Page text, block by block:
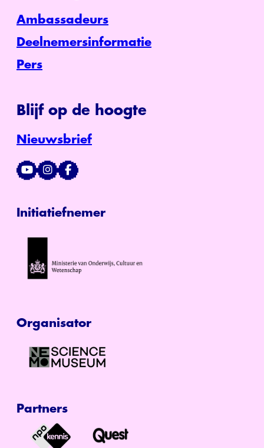
Ambassadeurs
Deelnemersinformatie
Pers
Blijf op de hoogte
Nieuwsbrief
Initiatiefnemer
Organisator
Partners